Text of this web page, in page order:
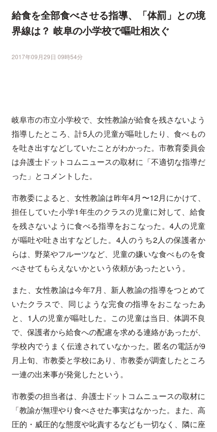
給食を全部食べさせる指導、「体罰」との境
界線は？ 岐阜の小学校で嘔吐相次ぐ
2017年09月29日 09時54分
岐阜市の市立小学校で、女性教諭が給食を残さないよう
指導したところ、計5人の児童が嘔吐したり、食べもの
を吐き出すなどしていたことがわかった。市教育委員会
は弁護士ドットコムニュースの取材に「不適切な指導だ
った」とコメントした。
市教委によると、女性教諭は昨年4月〜12月にかけて、
担任していた小学1年生のクラスの児童に対して、給食
を残さないように食べる指導をおこなった。4人の児童
が嘔吐や吐き出すなどした。4人のうち2人の保護者か
らは、野菜やフルーツなど、児童の嫌いな食べものを食
べさせてもらえないかという依頼があったという。
また、女性教諭は今年7月、新人教諭の指導をつとめて
いたクラスで、同じような完食の指導をおこなったあ
と、1人の児童が嘔吐した。この児童は当日、体調不良
で、保護者から給食への配慮を求める連絡があったが、
学校内でうまく伝達されていなかった。匿名の電話が9
月上旬、市教委と学校にあり、市教委が調査したところ
一連の出来事が発覚したという。
市教委の担当者は、弁護士ドットコムニュースの取材に
「教諭が無理やり食べさせた事実はなかった。また、高
圧的・威圧的な態度や叱責するなども一切なく、隣に座